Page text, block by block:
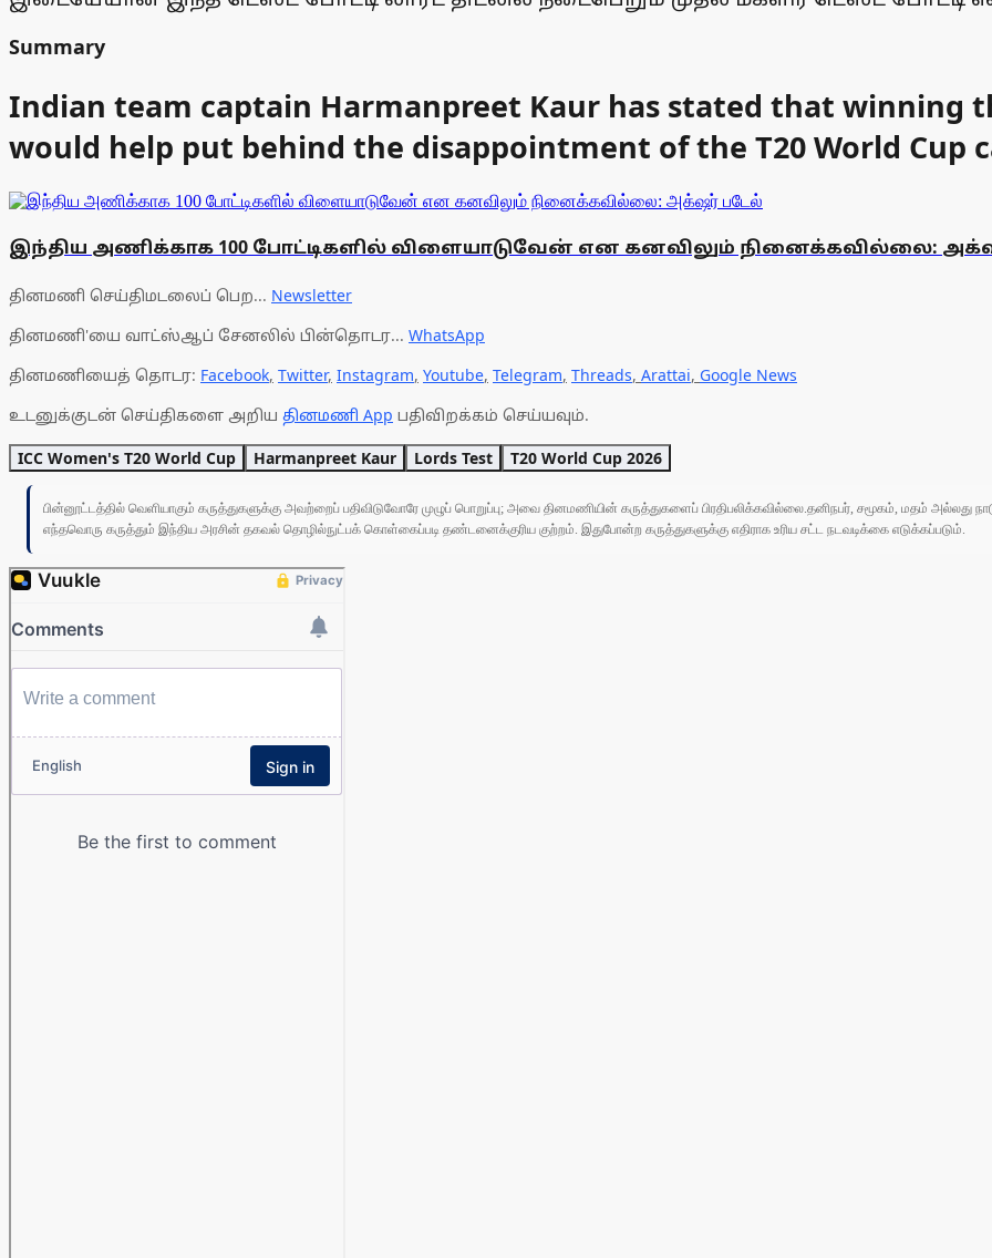
Summary
Indian team captain Harmanpreet Kaur has stated that winning
would help put behind the disappointment of the T20 World Cup
இந்திய அணிக்காக 100 போட்டிகளில் விளையாடுவேன் என கனவிலும் நினைக்கவில்லை:
தினமணி செய்திமடலைப் பெற... Newsletter
தினமணி'யை வாட்ஸ்ஆப் சேனலில் பின்தொடர... WhatsApp
தினமணியைத் தொடர: Facebook, Twitter, Instagram, Youtube, Telegram, Threads, Arattai, Google News
உடனுக்குடன் செய்திகளை அறிய தினமணி App பதிவிறக்கம் செய்யவும்.
ICC Women's T20 World Cup Harmanpreet Kaur Lords Test T20 World Cup 2026
பின்னூட்டத்தில் வெளியாகும் கருத்துகளுக்கு அவற்றைப் பதிவிடுவோரே முழுப் பொறுப்பு; அவை தினமணியின் கருத்துகளைப் பிரதிபலிக்கவில்லை.தனிநபர், சமூகம், மதம் அல்லது
எந்தவொரு கருத்தும் இந்திய அரசின் தகவல் தொழில்நுட்பக் கொள்கைப்படி தண்டனைக்குரிய குற்றம். இதுபோன்ற கருத்துகளுக்கு எதிராக உரிய சட்ட நடவடிக்கை எடுக்கப்படும்.